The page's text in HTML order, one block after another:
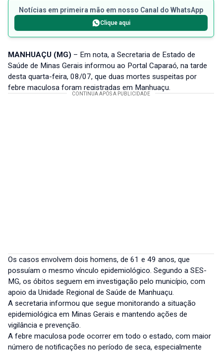
Notícias em primeira mão em nosso Canal do WhatsApp
Clique aqui
MANHUAÇU (MG) – Em nota, a Secretaria de Estado de
Saúde de Minas Gerais informou ao Portal Caparaó, na tarde
desta quarta-feira, 08/07, que duas mortes suspeitas por
febre maculosa foram registradas em Manhuaçu.
Os casos envolvem dois homens, de 61 e 49 anos, que
possuíam o mesmo vínculo epidemiológico. Segundo a SES-
MG, os óbitos seguem em investigação pelo município, com
apoio da Unidade Regional de Saúde de Manhuaçu.
A secretaria informou que segue monitorando a situação
epidemiológica em Minas Gerais e mantendo ações de
vigilância e prevenção.
A febre maculosa pode ocorrer em todo o estado, com maior
número de notificações no período de seca, especialmente